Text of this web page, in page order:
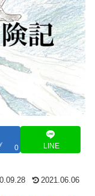
0 LINE
2021.06.06